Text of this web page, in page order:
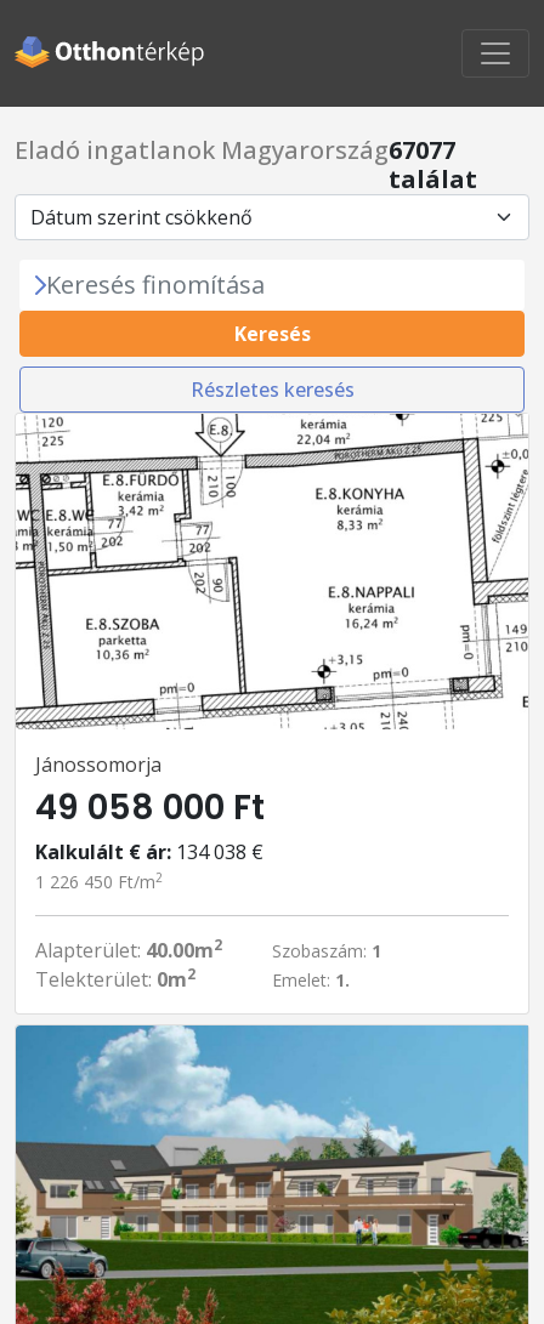
Eladó ingatlanok Magyarország67077
találat
Keresés finomítása
Keresés
Részletes keresés
Jánossomorja
49 058 000 Ft
Kalkulált € ár: 134 038 €
1 226 450 Ft/m2
Alapterület: 40.00m2
Telekterület: 0m2
Szobaszám: 1
Emelet: 1.